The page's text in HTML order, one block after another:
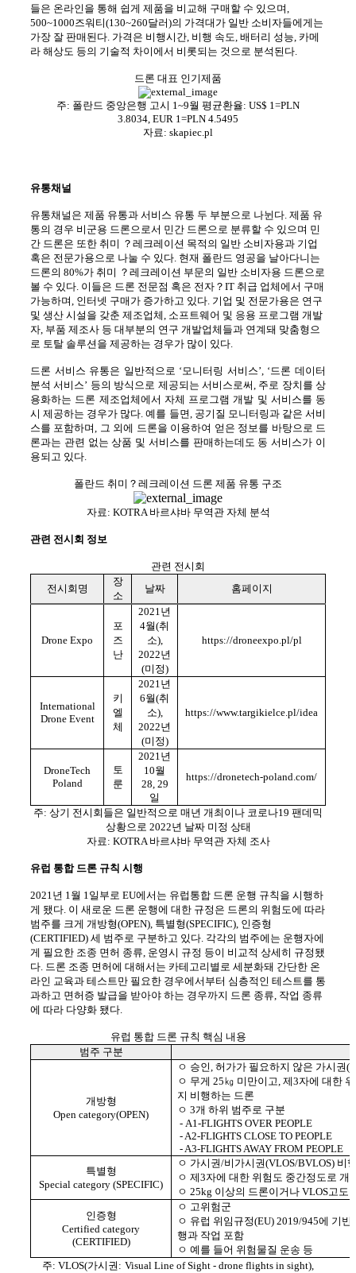
들은 온라인을 통해 쉽게 제품을 비교해 구매할 수 있으며,
500~1000즈워티(130~260달러)의 가격대가 일반 소비자들에게는
가장 잘 판매된다. 가격은 비행시간, 비행 속도, 배터리 성능, 카메
라 해상도 등의 기술적 차이에서 비롯되는 것으로 분석된다.
드론 대표 인기제품
주: 폴란드 중앙은행 고시 1~9월 평균환율: US$ 1=PLN
3.8034 , EUR 1=PLN 4.5495
자료: skapiec.pl
유통채널
유통채널은 제품 유통과 서비스 유통 두 부분으로 나뉜다. 제품 유
통의 경우 비군용 드론으로서 민간 드론으로 분류할 수 있으며 민
간 드론은 또한 취미 ？ 레크레이션 목적의 일반 소비자용과 기업
혹은 전문가용으로 나눌 수 있다. 현재 폴란드 영공을 날아다니는
드론의 80%가 취미 ？ 레크레이션 부문의 일반 소비자용 드론으로
볼 수 있다. 이들은 드론 전문점 혹은 전자 ？ IT 취급 업체에서 구매
가능하며, 인터넷 구매가 증가하고 있다. 기업 및 전문가용은 연구
및 생산 시설을 갖춘 제조업체, 소프트웨어 및 응용 프로그램 개발
자, 부품 제조사 등 대부분의 연구 개발업체들과 연계돼 맞춤형으
로 토탈 솔루션을 제공하는 경우가 많이 있다.
드론 서비스 유통은 일반적으로 ‘모니터링 서비스’, ‘드론 데이터
분석 서비스’ 등의 방식으로 제공되는 서비스로써, 주로 장치를 상
용화하는 드론 제조업체에서 자체 프로그램 개발 및 서비스를 동
시 제공하는 경우가 많다. 예를 들면, 공기질 모니터링과 같은 서비
스를 포함하며, 그 외에 드론을 이용하여 얻은 정보를 바탕으로 드
론과는 관련 없는 상품 및 서비스를 판매하는데도 동 서비스가 이
용되고 있다.
폴란드 취미 ？ 레크레이션 드론 제품 유통 구조
자료: KOTRA 바르샤바 무역관 자체 분석
관련 전시회 정보
관련 전시회
전시회명
장
소
날짜 홈페이지
Drone Expo
포
즈
난
2021년
4월(취
소),
2022년
(미정)
https://droneexpo.pl/pl
International
Drone Event
키
엘
체
2021년
6월(취
소),
2022년
(미정)
https://www.targikielce.pl/idea
DroneTech
Poland
토
룬
2021년
10월
28, 29
일
https://dronetech-poland.com/
주: 상기 전시회들은 일반적으로 매년 개최이나 코로나19 팬데믹
상황으로 2022년 날짜 미정 상태
자료: KOTRA 바르샤바 무역관 자체 조사
유럽 통합 드론 규칙 시행
2021년 1월 1일부로 EU에서는 유럽통합 드론 운행 규칙을 시행하
게 됐다. 이 새로운 드론 운행에 대한 규정은 드론의 위험도에 따라
범주를 크게 개방형(OPEN), 특별형(SPECIFIC), 인증형
(CERTIFIED) 세 범주로 구분하고 있다. 각각의 범주에는 운행자에
게 필요한 조종 면허 종류, 운영시 규정 등이 비교적 상세히 규정됐
다. 드론 조종 면허에 대해서는 카테고리별로 세분화돼 간단한 온
라인 교육과 테스트만 필요한 경우에서부터 심층적인 테스트를 통
과하고 면허증 발급을 받아야 하는 경우까지 드론 종류, 작업 종류
에 따라 다양화 됐다.
유럽 통합 드론 규칙 핵심 내용
범주 구분
개방형
Open category(OPEN)
ㅇ 승인, 허가가 필요하지 않은 가시권
ㅇ 무게 25㎏ 미만이고, 제3자에 대한
지 비행하는 드론
ㅇ 3개 하위 범주로 구분
- A1-FLIGHTS OVER PEOPLE
- A2-FLIGHTS CLOSE TO PEOPLE
- A3-FLIGHTS AWAY FROM PEOPLE
특별형
Special category (SPECIFIC)
ㅇ 가시권/비가시권(VLOS/BVLOS) 비
ㅇ 제3자에 대한 위험도 중간정도로
ㅇ 25kg 이상의 드론이거나 VLOS고도
인증형
Certified category
(CERTIFIED)
ㅇ 고위험군
ㅇ 유럽 위임규정(EU) 2019/945에 기
행과 작업 포함
ㅇ 예를 들어 위험물질 운송 등
주: VLOS(가시권: Visual Line of Sight - drone flights in sight),